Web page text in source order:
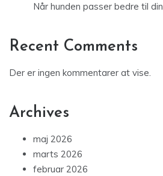
Når hunden passer bedre til
Recent Comments
Der er ingen kommentarer at vise.
Archives
maj 2026
marts 2026
februar 2026